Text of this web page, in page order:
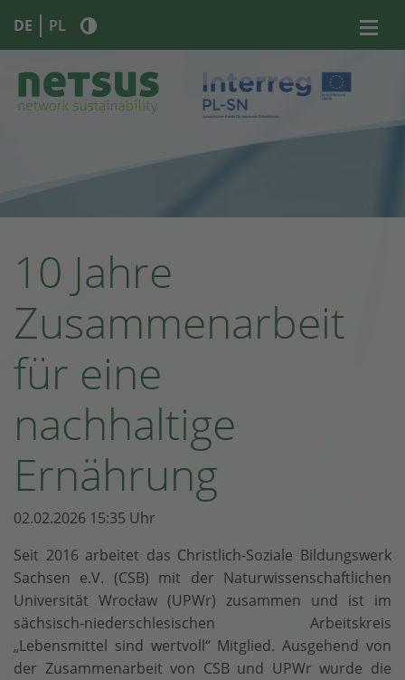
DE PL
10 Jahre
Zusammenarbeit
für eine
nachhaltige
Ernährung
02.02.2026 15:35 Uhr
Seit 2016 arbeitet das Christlich-Soziale Bildungswerk
Sachsen e.V. (CSB) mit der Natur­wissen­schaftlichen
Universität Wrocław (UPWr) zusammen und ist im
sächsisch-niederschlesischen Arbeitskreis
„Lebensmittel sind wertvoll“ Mitglied. Ausgehend von
der Zusammenarbeit von CSB und UPWr wurde die